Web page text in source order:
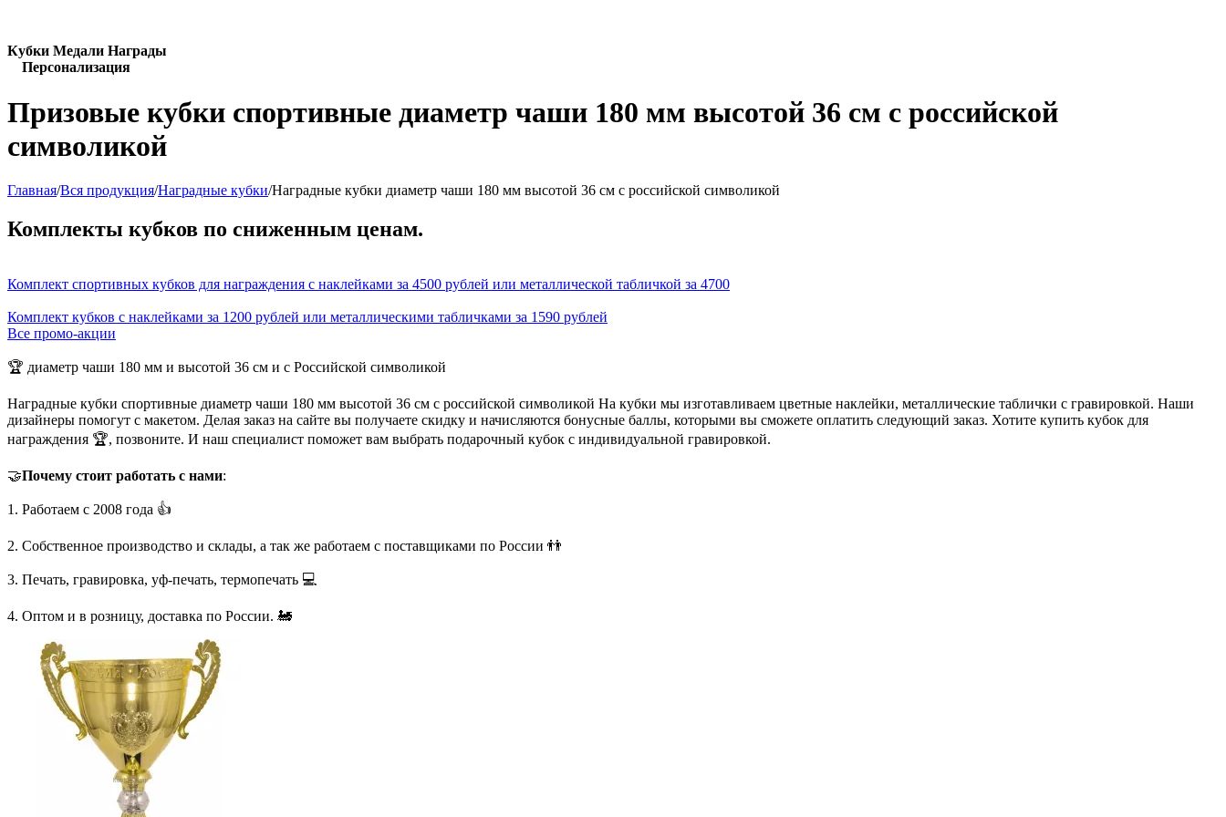
Кубки Медали Награды
Персонализация
Призовые кубки спортивные диаметр чаши 180 мм высотой 36 см с российской
символикой
Главная/Вся продукция/Наградные кубки/Наградные кубки диаметр чаши 180 мм высотой 36 см с российской символикой
Комплекты кубков по сниженным ценам.
Комплект спортивных кубков для награждения с наклейками за 4500 рублей или металлической табличкой за 4700
Комплект кубков с наклейками за 1200 рублей или металлическими табличками за 1590 рублей
Все промо-акции
🏆 диаметр чаши 180 мм и высотой 36 см и с Российской символикой
Наградные кубки спортивные диаметр чаши 180 мм высотой 36 см с российской символикой На кубки мы изготавливаем цветные наклейки, металлические таблички с гравировкой. Наши
дизайнеры помогут с макетом. Делая заказ на сайте вы получаете скидку и начисляются бонусные баллы, которыми вы сможете оплатить следующий заказ. Хотите купить кубок для
награждения 🏆, позвоните. И наш специалист поможет вам выбрать подарочный кубок с индивидуальной гравировкой.
🤝Почему стоит работать с нами:
1. Работаем с 2008 года 👍
2. Собственное производство и склады, а так же работаем с поставщиками по России 👬
3. Печать, гравировка, уф-печать, термопечать 💻
4. Оптом и в розницу, доставка по России. 🚂